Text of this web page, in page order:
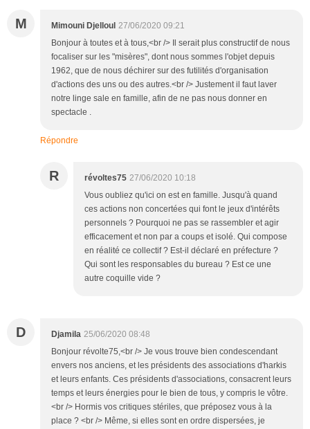
M Mimouni Djelloul 27/06/2020 09:21
Bonjour à toutes et à tous,<br /> Il serait plus constructif de nous
focaliser sur les "misères", dont nous sommes l'objet depuis
1962, que de nous déchirer sur des futilités d'organisation
d'actions des uns ou des autres.<br /> Justement il faut laver
notre linge sale en famille, afin de ne pas nous donner en
spectacle .
Répondre
R révoltes75 27/06/2020 10:18
Vous oubliez qu'ici on est en famille. Jusqu'à quand
ces actions non concertées qui font le jeux d'intérêts
personnels ? Pourquoi ne pas se rassembler et agir
efficacement et non par a coups et isolé. Qui compose
en réalité ce collectif ? Est-il déclaré en préfecture ?
Qui sont les responsables du bureau ? Est ce une
autre coquille vide ?
D Djamila 25/06/2020 08:48
Bonjour révolte75,<br /> Je vous trouve bien condescendant
envers nos anciens, et les présidents des associations d'harkis
et leurs enfants. Ces présidents d'associations, consacrent leurs
temps et leurs énergies pour le bien de tous, y compris le vôtre.
<br /> Hormis vos critiques stériles, que préposez vous à la
place ? <br /> Même, si elles sont en ordre dispersées, je